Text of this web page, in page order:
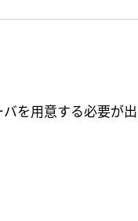
を用意する必要が